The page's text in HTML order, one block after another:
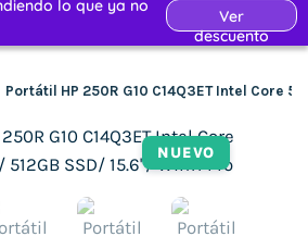
Portátil HP 250R G10 C14Q3ET Intel Core
NUEVO